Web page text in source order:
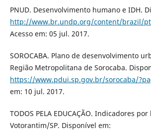
PNUD. Desenvolvimento humano e IDH.
http://www.br.undp.org/content/brazil/
Acesso em: 05 jul. 2017.
SOROCABA. Plano de desenvolvimento
Região Metropolitana de Sorocaba.
https://www.pdui.sp.gov.br/sorocaba/
em: 10 jul. 2017.
TODOS PELA EDUCAÇÃO. Indicadores
Votorantim/SP. Disponível em: